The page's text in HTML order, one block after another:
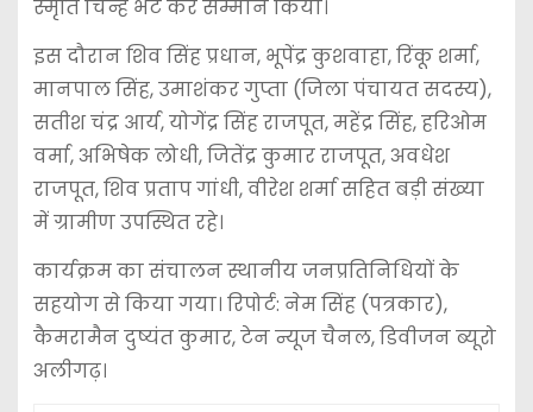
स्मृति चिन्ह भेंट कर सम्मान किया।
इस दौरान शिव सिंह प्रधान, भूपेंद्र कुशवाहा, रिंकू शर्मा,
मानपाल सिंह, उमाशंकर गुप्ता (जिला पंचायत सदस्य),
सतीश चंद्र आर्य, योगेंद्र सिंह राजपूत, महेंद्र सिंह, हरिओम
वर्मा, अभिषेक लोधी, जितेंद्र कुमार राजपूत, अवधेश
राजपूत, शिव प्रताप गांधी, वीरेश शर्मा सहित बड़ी संख्या
में ग्रामीण उपस्थित रहे।
कार्यक्रम का संचालन स्थानीय जनप्रतिनिधियों के
सहयोग से किया गया। रिपोर्ट: नेम सिंह (पत्रकार),
कैमरामैन दुष्यंत कुमार, टेन न्यूज चैनल, डिवीजन ब्यूरो
अलीगढ़।